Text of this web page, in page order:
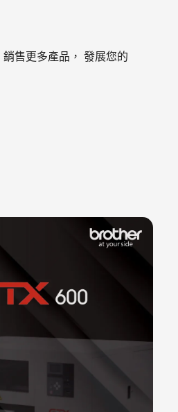
售更多產品， 發展您的